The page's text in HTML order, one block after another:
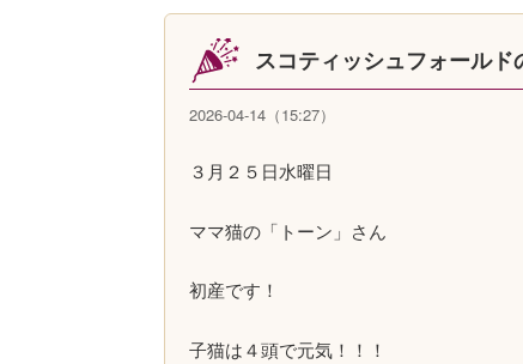
スコティッシュフォール
2026-04-14（15:27）
３月２５日水曜日
ママ猫の「トーン」さん
初産です！
子猫は４頭で元気！！！